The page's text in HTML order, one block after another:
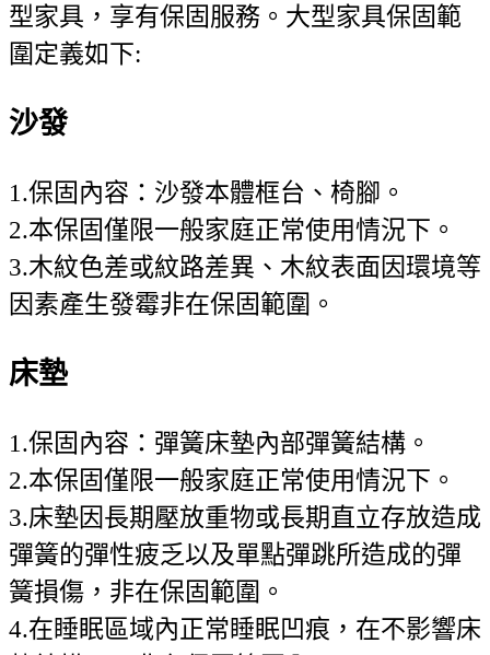
型家具，享有保固服務。大型家具保固範
圍定義如下:
沙發
1.保固內容：沙發本體框台、椅腳。
2.本保固僅限一般家庭正常使用情況下。
3.木紋色差或紋路差異、木紋表面因環境等
因素產生發霉非在保固範圍。
床墊
1.保固內容：彈簧床墊內部彈簧結構。
2.本保固僅限一般家庭正常使用情況下。
3.床墊因長期壓放重物或長期直立存放造成
彈簧的彈性疲乏以及單點彈跳所造成的彈
簧損傷，非在保固範圍。
4.在睡眠區域內正常睡眠凹痕，在不影響床